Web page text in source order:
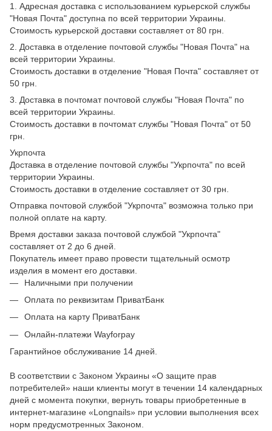
1. Адресная доставка с использованием курьерской службы
"Новая Почта" доступна по всей территории Украины.
Стоимость курьерской доставки составляет от 80 грн.
2. Доставка в отделение почтовой службы "Новая Почта" на
всей территории Украины.
Стоимость доставки в отделение "Новая Почта" составляет от
50 грн.
3. Доставка в почтомат почтовой службы "Новая Почта" по
всей территории Украины.
Стоимость доставки в почтомат службы "Новая Почта" от 50
грн.
Укрпочта
Доставка в отделение почтовой службы "Укрпочта" по всей
территории Украины.
Стоимость доставки в отделение составляет от 30 грн.
Отправка почтовой службой "Укрпочта" возможна только при
полной оплате на карту.
Время доставки заказа почтовой службой "Укрпочта"
составляет от 2 до 6 дней.
Покупатель имеет право провести тщательный осмотр
изделия в момент его доставки.
Наличными при получении
Оплата по реквизитам ПриватБанк
Оплата на карту ПриватБанк
Онлайн-платежи Wayforpay
Гарантийное обслуживание 14 дней.
В соответствии с Законом Украины «О защите прав
потребителей» наши клиенты могут в течении 14 календарных
дней с момента покупки, вернуть товары приобретенные в
интернет-магазине «Longnails» при условии выполнения всех
норм предусмотренных Законом.